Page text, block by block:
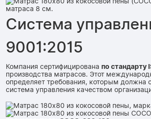
Система
9001:2015
Компания сертифицирована по стандарту
производства матрасов. Этот
определяет требования, которым должна
система управления качеством